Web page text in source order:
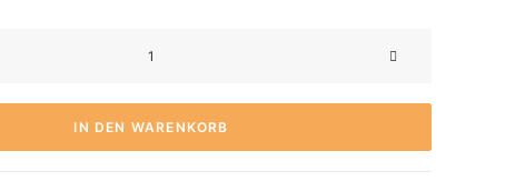
IN DEN WARENKORB